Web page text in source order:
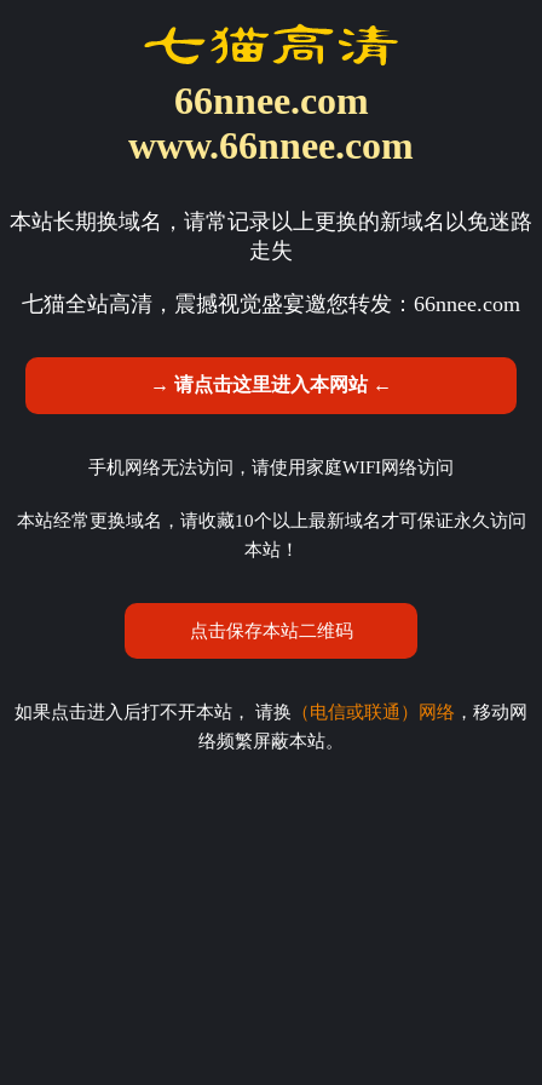
66nnee.com
www.66nnee.com
本站长期换域名，请常记录以上更换的新域名以免迷路
走失
七猫全站高清，震撼视觉盛宴邀您转发： 66nnee.com
→ 请点击这里进入本网站 ←
手机网络无法访问，请使用家庭WIFI网络访问
本站经常更换域名，请收藏10个以上最新域名才可保证永久访问
本站！
点击保存本站二维码
如果点击进入后打不开本站， 请换 （电信或联通）网络 ，移动网
络频繁屏蔽本站。